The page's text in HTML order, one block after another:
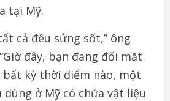
tại Mỹ.
cả đều sửng sốt,” ông
đây, bạn đang đối mặt
kỳ thời điểm nào, một
ở Mỹ có chứa vật liệu